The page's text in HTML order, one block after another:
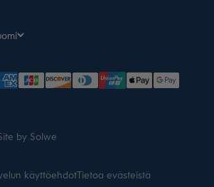
by Solwe
käyttöehdotTietoa evästeistä